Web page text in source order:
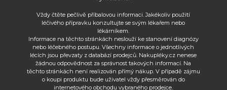
Vždy čtěte pečlivě příbalovou informaci. Jakékoliv použití
léčivého přípravku konzultujte se svým lékařem nebo
lékárníkem.
Informace na těchto stránkách neslouží ke stanovení diagnózy
nebo léčebného postupu. Všechny informace o jednotlivých
lécích jsou převzaty z databází prodejců. Nakupléky.cz nenese
žádnou odpovědnost za správnost takových informací. Na
těchto stránkách není realizován přímý nákup. V případě zájmu
o koupi produktu bude uživatel vždy přesměrován do
internetového obchodu vybraného prodejce.